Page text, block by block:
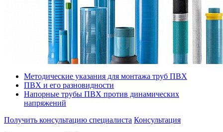
Методические указания для монтажа труб ПВХ
ПВХ и его разновидности
Напорные трубы ПВХ против динамических
напряжений
Получить консультацию специалиста Консультация